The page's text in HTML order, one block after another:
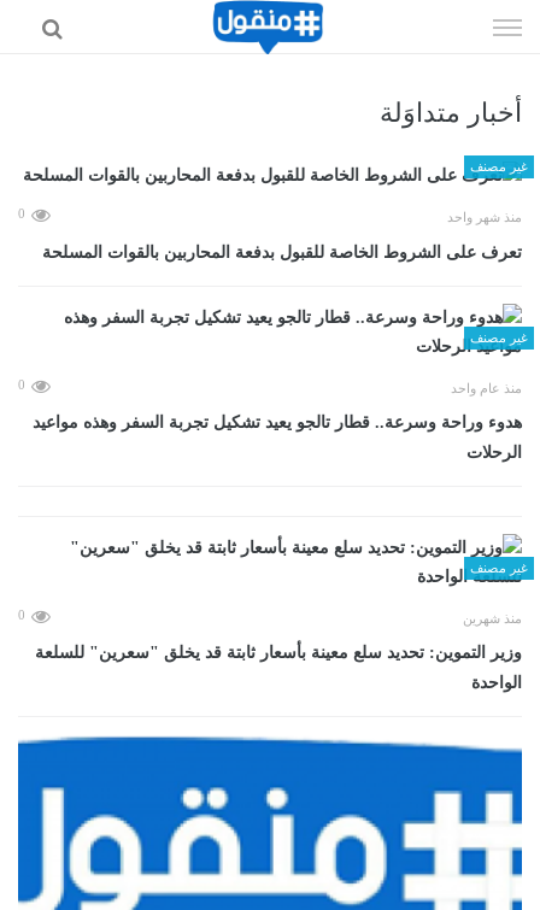
الى
أخبار متداوَلة
غير مصنف
منذ شهر واحد 0
تعرف على الشروط الخاصة للقبول بدفعة المحاربين بالقوات المسلحة
غير مصنف
منذ عام واحد 0
هدوء وراحة وسرعة.. قطار تالجو يعيد تشكيل تجربة السفر وهذه مواعيد
الرحلات
غير مصنف
منذ شهرين 0
وزير التموين: تحديد سلع معينة بأسعار ثابتة قد يخلق "سعرين" للسلعة
الواحدة